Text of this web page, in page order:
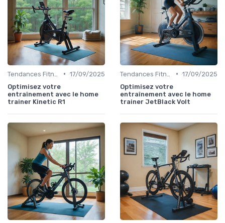
• 17/09/2025
Optimisez votre
entraînement avec le home
trainer Kinetic R1
• 17/09/2025
Optimisez votre
entraînement avec le home
trainer JetBlack Volt